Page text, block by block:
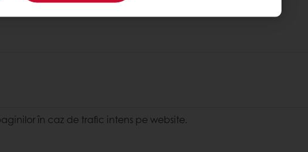
despre politica noastră de cookie-uri.
în caz de trafic intens pe website.